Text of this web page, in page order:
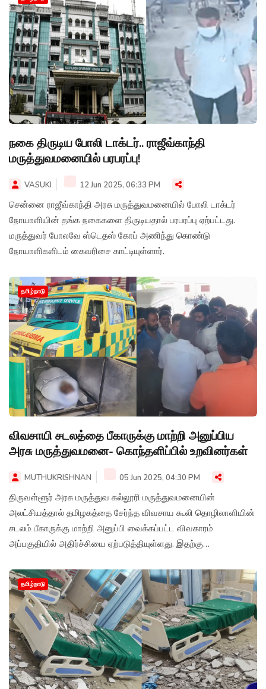
நகை திருடிய போலி டாக்டர்.. ராஜீவ்காந்தி
மருத்துவமனையில் பரபரப்பு!
VASUKI 12 Jun 2025, 06:33 PM
சென்னை ராஜீவ்காந்தி அரசு மருத்துவமனையில் போலி டாக்டர்
நோயாளியின் தங்க நகைகளை திருடியதால் பரபரப்பு ஏற்பட்டது.
மருத்துவர் போலவே ஸ்டெதஸ் கோப் அணிந்து கொண்டு
நோயாளிகளிடம் கைவரிசை காட்டியுள்ளார்.
தமிழ்நாடு
விவசாயி சடலத்தை பீகாருக்கு மாற்றி அனுப்பிய
அரசு மருத்துவமனை- கொந்தளிப்பில் உறவினர்கள்
MUTHUKRISHNAN 05 Jun 2025, 04:30 PM
திருவள்ளூர் அரசு மருத்துவ கல்லூரி மருத்துவமனையின்
அலட்சியத்தால் தமிழகத்தை சேர்ந்த விவசாய கூலி தொழிலாளியின்
சடலம் பீகாருக்கு மாற்றி அனுப்பி வைக்கப்பட்ட விவகாரம்
அப்பகுதியில் அதிர்ச்சியை ஏற்படுத்தியுள்ளது. இதற்கு
போராடி வருகின்றனர்.
தமிழ்நாடு